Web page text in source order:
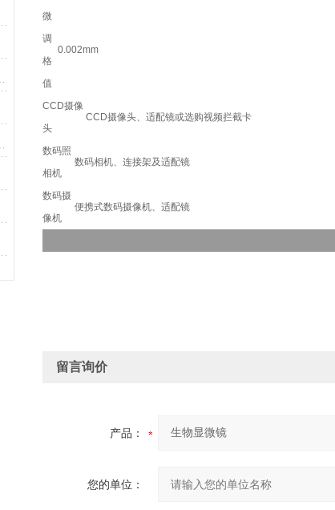
微
调
格
值
0.002mm
CCD摄像
头
CCD摄像头、适配镜或选购视频拦截卡
数码照
相机
数码相机、连接架及适配镜
数码摄
像机
便携式数码摄像机、适配镜
留言询价
产品：
您的单位：